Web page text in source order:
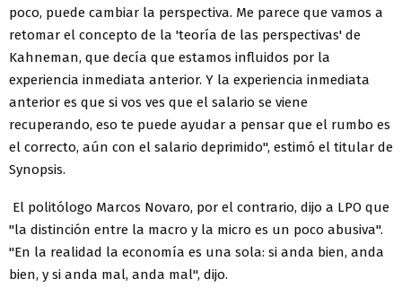
poco, puede cambiar la perspectiva. Me parece que vamos a
retomar el concepto de la 'teoría de las perspectivas' de
Kahneman, que decía que estamos influidos por la
experiencia inmediata anterior. Y la experiencia inmediata
anterior es que si vos ves que el salario se viene
recuperando, eso te puede ayudar a pensar que el rumbo es
el correcto, aún con el salario deprimido", estimó el titular de
Synopsis.
El politólogo Marcos Novaro, por el contrario, dijo a LPO que
"la distinción entre la macro y la micro es un poco abusiva".
"En la realidad la economía es una sola: si anda bien, anda
bien, y si anda mal, anda mal", dijo.